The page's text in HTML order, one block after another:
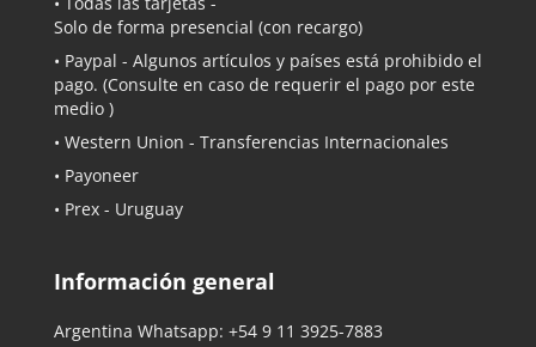
Solo de forma presencial (con recargo)
• Paypal - Algunos artículos y países está prohibido el
pago. (Consulte en caso de requerir el pago por este
medio )
• Western Union - Transferencias Internacionales
• Payoneer
• Prex - Uruguay
Información general
Argentina Whatsapp: +54 9 11 3925-7883